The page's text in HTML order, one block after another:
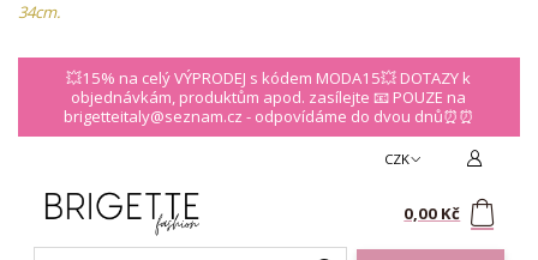
34cm.
💥15% na celý VÝPRODEJ s kódem MODA15💥 DOTAZY k
objednávkám, produktům apod. zasílejte 📧 POUZE na
brigetteitaly@seznam.cz - odpovídáme do dvou dnů⏰⏰
CZK
0,00 Kč